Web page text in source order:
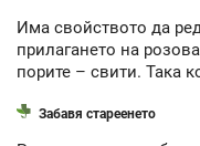
Има свойството да
прилагането на
порите – свити. Така
Забавя стареенето